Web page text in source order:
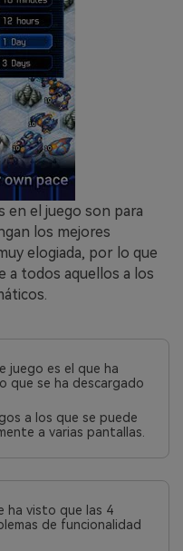
en el juego son para
los mejores
elogiada, por lo que
a todos aquellos a los
juego es el que ha
que se ha descargado
a los que se puede
a varias pantallas.
ha visto que las 4
de funcionalidad